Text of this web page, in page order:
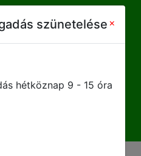
szünetelése×
hétköznap 9 - 15 óra